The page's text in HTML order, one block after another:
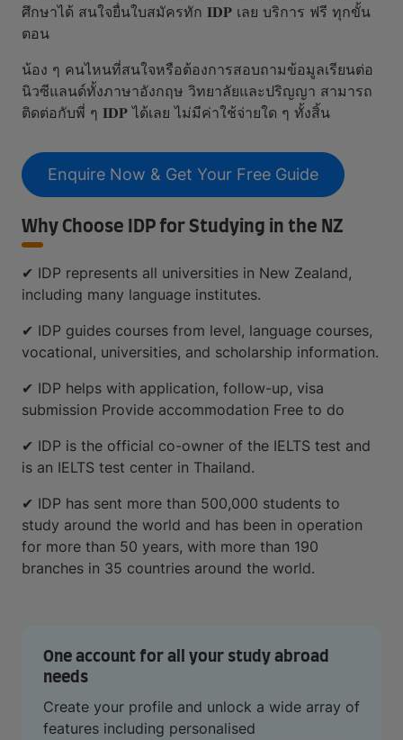
ศึกษาได้ สนใจยื่นใบสมัครทัก 𝐈𝐃𝐏 เลย บริการ ฟรี ทุกขั้น
ตอน
น้อง ๆ คนไหนที่สนใจหรือต้องการสอบถามข้อมูลเรียนต่อ
นิวซีแลนด์ทั้งภาษาอังกฤษ วิทยาลัยและปริญญา สามารถ
ติดต่อกับพี่ ๆ 𝐈𝐃𝐏 ได้เลย ไม่มีค่าใช้จ่ายใด ๆ ทั้งสิ้น
Enquire Now & Get Your Free Guide
Why Choose IDP for Studying in the NZ
✔ IDP represents all universities in New Zealand,
including many language institutes.
✔ IDP guides courses from level, language courses,
vocational, universities, and scholarship information.
✔ IDP helps with application, follow-up, visa
submission Provide accommodation Free to do
✔ IDP is the official co-owner of the IELTS test and
is an IELTS test center in Thailand.
✔ IDP has sent more than 500,000 students to
study around the world and has been in operation
for more than 50 years, with more than 190
branches in 35 countries around the world.
One account for all your study abroad
needs
Create your profile and unlock a wide array of
features including personalised